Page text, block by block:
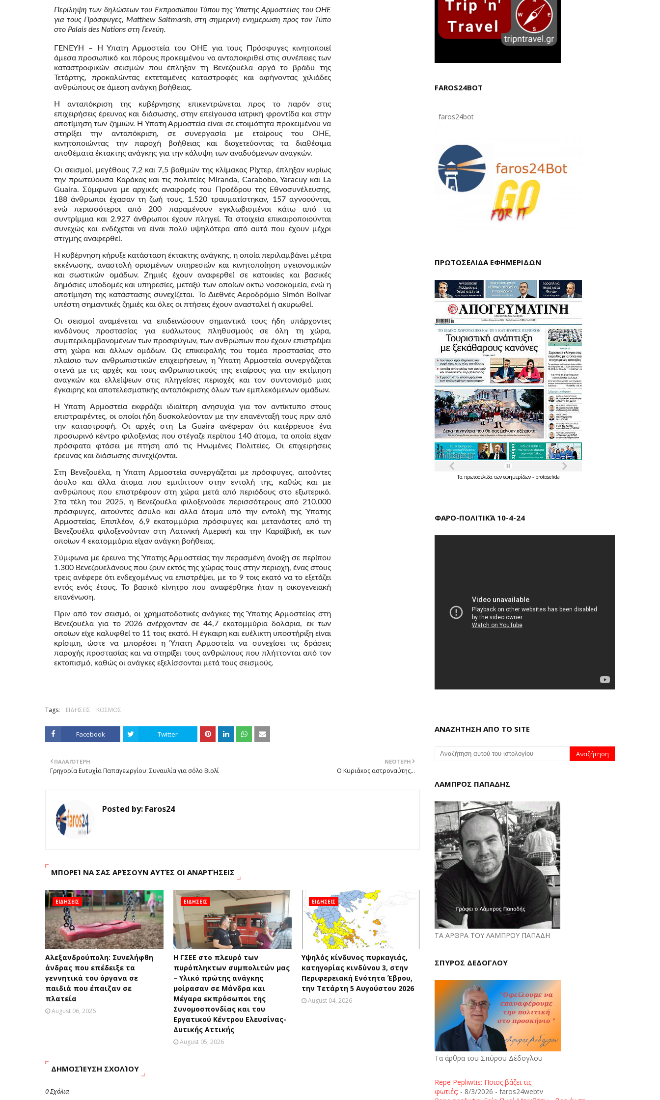
Περίληψη των δηλώσεων του Εκπροσώπου Τύπου της Ύπατης Αρμοστείας του ΟΗΕ
για τους Πρόσφυγες, Matthew Saltmarsh, στη σημερινή ενημέρωση προς τον Τύπο
στο Palais des Nations στη Γενεύη.
ΓΕΝΕΥΗ – Η Ύπατη Αρμοστεία του ΟΗΕ για τους Πρόσφυγες κινητοποιεί
άμεσα προσωπικό και πόρους προκειμένου να ανταποκριθεί στις συνέπειες των
καταστροφικών σεισμών που έπληξαν τη Βενεζουέλα αργά το βράδυ της
Τετάρτης, προκαλώντας εκτεταμένες καταστροφές και αφήνοντας χιλιάδες
ανθρώπους σε άμεση ανάγκη βοήθειας.
Η ανταπόκριση της κυβέρνησης επικεντρώνεται προς το παρόν στις
επιχειρήσεις έρευνας και διάσωσης, στην επείγουσα ιατρική φροντίδα και στην
αποτίμηση των ζημιών. Η Ύπατη Αρμοστεία είναι σε ετοιμότητα προκειμένου να
στηρίξει την ανταπόκριση, σε συνεργασία με εταίρους του ΟΗΕ,
κινητοποιώντας την παροχή βοήθειας και διοχετεύοντας τα διαθέσιμα
αποθέματα έκτακτης ανάγκης για την κάλυψη των αναδυόμενων αναγκών.
Οι σεισμοί, μεγέθους 7,2 και 7,5 βαθμών της κλίμακας Ρίχτερ, έπληξαν κυρίως
την πρωτεύουσα Καράκας και τις πολιτείες Miranda, Carabobo, Yaracuy και La
Guaira. Σύμφωνα με αρχικές αναφορές του Προέδρου της Εθνοσυνέλευσης,
188 άνθρωποι έχασαν τη ζωή τους, 1.520 τραυματίστηκαν, 157 αγνοούνται,
ενώ περισσότεροι από 200 παραμένουν εγκλωβισμένοι κάτω από τα
συντρίμμια και 2.927 άνθρωποι έχουν πληγεί. Τα στοιχεία επικαιροποιούνται
συνεχώς και ενδέχεται να είναι πολύ υψηλότερα από αυτά που έχουν μέχρι
στιγμής αναφερθεί.
Η κυβέρνηση κήρυξε κατάσταση έκτακτης ανάγκης, η οποία περιλαμβάνει μέτρα
εκκένωσης, αναστολή ορισμένων υπηρεσιών και κινητοποίηση υγειονομικών
και σωστικών ομάδων. Ζημιές έχουν αναφερθεί σε κατοικίες και βασικές
δημόσιες υποδομές και υπηρεσίες, μεταξύ των οποίων οκτώ νοσοκομεία, ενώ η
αποτίμηση της κατάστασης συνεχίζεται. Το Διεθνές Αεροδρόμιο Simón Bolívar
υπέστη σημαντικές ζημιές και όλες οι πτήσεις έχουν ανασταλεί ή ακυρωθεί.
Οι σεισμοί αναμένεται να επιδεινώσουν σημαντικά τους ήδη υπάρχοντες
κινδύνους προστασίας για ευάλωτους πληθυσμούς σε όλη τη χώρα,
συμπεριλαμβανομένων των προσφύγων, των ανθρώπων που έχουν επιστρέψει
στη χώρα και άλλων ομάδων. Ως επικεφαλής του τομέα προστασίας στο
πλαίσιο των ανθρωπιστικών επιχειρήσεων, η Ύπατη Αρμοστεία συνεργάζεται
στενά με τις αρχές και τους ανθρωπιστικούς της εταίρους για την εκτίμηση
αναγκών και ελλείψεων στις πληγείσες περιοχές και τον συντονισμό μιας
έγκαιρης και αποτελεσματικής ανταπόκρισης όλων των εμπλεκόμενων ομάδων.
Η Ύπατη Αρμοστεία εκφράζει ιδιαίτερη ανησυχία για τον αντίκτυπο στους
επιστραφέντες, οι οποίοι ήδη δυσκολεύονταν με την επανένταξή τους πριν από
την καταστροφή. Οι αρχές στη La Guaira ανέφεραν ότι κατέρρευσε ένα
προσωρινό κέντρο φιλοξενίας που στέγαζε περίπου 140 άτομα, τα οποία είχαν
πρόσφατα φτάσει με πτήση από τις Ηνωμένες Πολιτείες. Οι επιχειρήσεις
έρευνας και διάσωσης συνεχίζονται.
Στη Βενεζουέλα, η Ύπατη Αρμοστεία συνεργάζεται με πρόσφυγες, αιτούντες
άσυλο και άλλα άτομα που εμπίπτουν στην εντολή της, καθώς και με
ανθρώπους που επιστρέφουν στη χώρα μετά από περιόδους στο εξωτερικό.
Στα τέλη του 2025, η Βενεζουέλα φιλοξενούσε περισσότερους από 210.000
πρόσφυγες, αιτούντες άσυλο και άλλα άτομα υπό την εντολή της Ύπατης
Αρμοστείας. Επιπλέον, 6,9 εκατομμύρια πρόσφυγες και μετανάστες από τη
Βενεζουέλα φιλοξενούνταν στη Λατινική Αμερική και την Καραϊβική, εκ των
οποίων 4 εκατομμύρια είχαν ανάγκη βοήθειας.
Σύμφωνα με έρευνα της Ύπατης Αρμοστείας την περασμένη άνοιξη σε περίπου
1.300 Βενεζουελάνους που ζουν εκτός της χώρας τους στην περιοχή, ένας στους
τρεις ανέφερε ότι ενδεχομένως να επιστρέψει, με το 9 τοις εκατό να το εξετάζει
εντός ενός έτους. Το βασικό κίνητρο που αναφέρθηκε ήταν η οικογενειακή
επανένωση.
Πριν από τον σεισμό, οι χρηματοδοτικές ανάγκες της Ύπατης Αρμοστείας στη
Βενεζουέλα για το 2026 ανέρχονταν σε 44,7 εκατομμύρια δολάρια, εκ των
οποίων είχε καλυφθεί το 11 τοις εκατό. Η έγκαιρη και ευέλικτη υποστήριξη είναι
κρίσιμη, ώστε να μπορέσει η Ύπατη Αρμοστεία να συνεχίσει τις δράσεις
παροχής προστασίας και να στηρίξει τους ανθρώπους που πλήττονται από τον
εκτοπισμό, καθώς οι ανάγκες εξελίσσονται μετά τους σεισμούς.
Tags: ΕΙΔΗΣΕΙΣ ΚΟΣΜΟΣ
Facebook Twitter
ΝΕΌΤΕΡΗ
Ο Κυριάκος αστροναύτης...
ΠΑΛΑΙΌΤΕΡΗ
Γρηγορία Ευτυχία Παπαγεωργίου: Συναυλία για σόλο Βιολί
Posted by: Faros24
ΜΠΟΡΕΊ ΝΑ ΣΑΣ ΑΡΈΣΟΥΝ ΑΥΤΈΣ ΟΙ ΑΝΑΡΤΉΣΕΙΣ
ΕΙΔΗΣΕΙΣ
Αλεξανδρούπολη: Συνελήφθη
άνδρας που επέδειξε τα
γεννητικά του όργανα σε
παιδιά που έπαιζαν σε
πλατεία
August 06, 2026
ΕΙΔΗΣΕΙΣ
H ΓΣΕΕ στο πλευρό των
πυρόπληκτων συμπολιτών μας
– Υλικό πρώτης ανάγκης
μοίρασαν σε Μάνδρα και
Μέγαρα εκπρόσωποι της
Συνομοσπονδίας και του
Εργατικού Κέντρου Ελευσίνας-
Δυτικής Αττικής
August 05, 2026
ΕΙΔΗΣΕΙΣ
Υψηλός κίνδυνος πυρκαγιάς,
κατηγορίας κινδύνου 3, στην
Περιφερειακή Ενότητα Έβρου,
την Τετάρτη 5 Αυγούστου 2026
August 04, 2026
ΔΗΜΟΣΊΕΥΣΗ ΣΧΟΛΊΟΥ
0 Σχόλια
FAROS24BOT
faros24bot
ΠΡΩΤΟΣΕΛΙΔΑ ΕΦΗΜΕΡΙΔΩΝ
Τα πρωτοσέλιδατων εφημερίδων - protoselida
ΦΑΡΟ-ΠΟΛΙΤΙΚΆ 10-4-24
ΑΝΑΖΗΤΗΣΗ ΑΠΟ ΤΟ SITE
ΛΑΜΠΡΟΣ ΠΑΠΑΔΗΣ
ΤΑ ΑΡΘΡΑ ΤΟΥ ΛΑΜΠΡΟΥ ΠΑΠΑΔΗ
ΣΠΥΡΟΣ ΔΕΔΟΓΛΟΥ
Τα άρθρα του Σπύρου Δέδογλου
Repe Pepliwtis: Ποιος βάζει τις
φωτιές; - 8/3/2026 - faros24webtv